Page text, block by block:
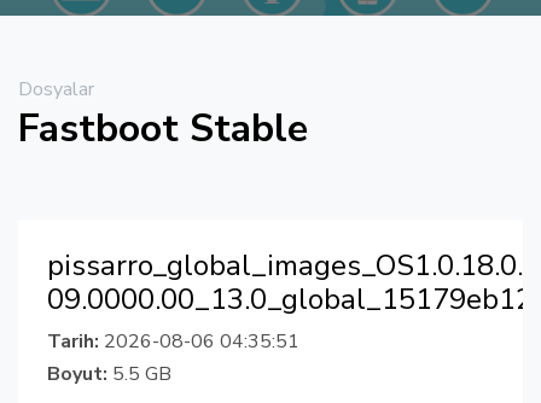
Dosyalar
Fastboot Stable
Tarih: 2026-08-06 04:35:51
Boyut: 5.5 GB